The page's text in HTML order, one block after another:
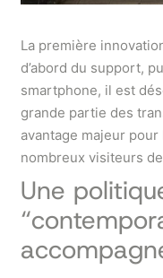
La première
d’abord du support,
smartphone, il est
grande partie des
avantage majeur
nombreux visiteurs
Une